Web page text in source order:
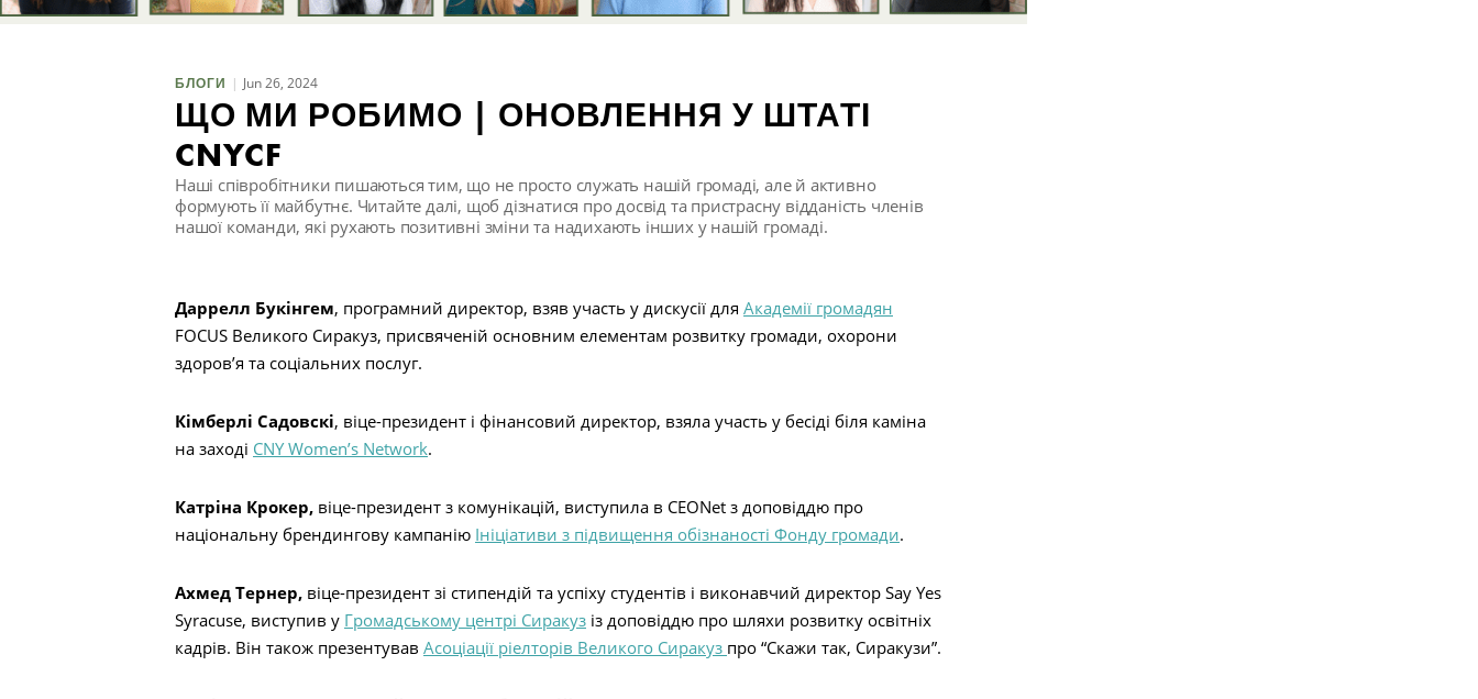
БЛОГИ Jun 26, 2024
ЩО МИ РОБИМО | ОНОВЛЕННЯ У ШТАТІ
CNYCF
Наші співробітники пишаються тим, що не просто служать нашій громаді, але й активно
формують її майбутнє. Читайте далі, щоб дізнатися про досвід та пристрасну відданість членів
нашої команди, які рухають позитивні зміни та надихають інших у нашій громаді.
Даррелл Букінгем, програмний директор, взяв участь у дискусії для Академії громадян
FOCUS Великого Сиракуз, присвяченій основним елементам розвитку громади, охорони
здоров’я та соціальних послуг.
Кімберлі Садовскі, віце-президент і фінансовий директор, взяла участь у бесіді біля каміна
на заході CNY Women’s Network.
Катріна Крокер, віце-президент з комунікацій, виступила в CEONet з доповіддю про
національну брендингову кампанію Ініціативи з підвищення обізнаності Фонду громади.
Ахмед Тернер, віце-президент зі стипендій та успіху студентів і виконавчий директор Say Yes
Syracuse, виступив у Громадському центрі Сиракуз із доповіддю про шляхи розвитку освітніх
кадрів. Він також презентував Асоціації ріелторів Великого Сиракуз про “Скажи так, Сиракузи”.